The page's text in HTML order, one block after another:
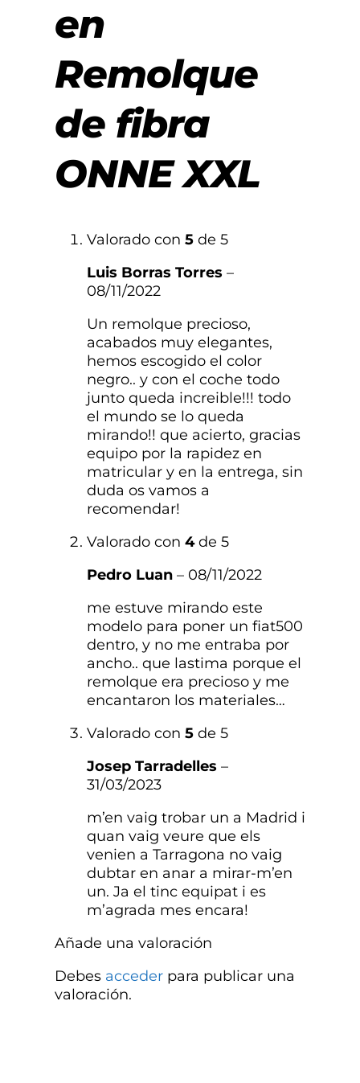
en
Remolque
de fibra
ONNE XXL
Valorado con 5 de 5
Luis Borras Torres –
08/11/2022
Un remolque precioso,
acabados muy elegantes,
hemos escogido el color
negro.. y con el coche todo
junto queda increible!!! todo
el mundo se lo queda
mirando!! que acierto, gracias
equipo por la rapidez en
matricular y en la entrega, sin
duda os vamos a
recomendar!
Valorado con 4de 5
Pedro Luan – 08/11/2022
me estuve mirando este
modelo para poner un fiat500
dentro, y no me entraba por
ancho.. que lastima porque el
remolque era precioso y me
encantaron los materiales…
Valorado con 5 de 5
Josep Tarradelles –
31/03/2023
m’en vaig trobar un a Madrid i
quan vaig veure que els
venien a Tarragona no vaig
dubtar en anar a mirar-m’en
un. Ja el tinc equipat i es
m’agrada mes encara!
Añade una valoración
Debes acceder para publicar una
valoración.